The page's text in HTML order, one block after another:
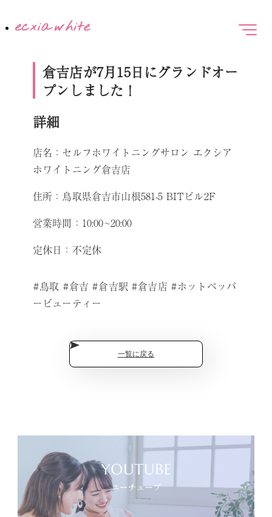
倉吉店が7月15日にグランドオー
プンしました！
詳細
店名：セルフホワイトニングサロン エクシア
ホワイトニング倉吉店
住所：鳥取県倉吉市山根581-5 BITビル2F
営業時間：10:00~20:00
定休日：不定休
#鳥取 #倉吉 #倉吉駅 #倉吉店 #ホットペッパ
ービューティー
一覧に戻る